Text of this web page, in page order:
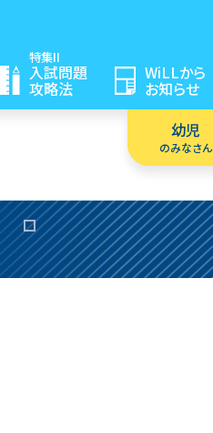
幼児
のみなさん
特集II
入試問題
攻略法
WiLLから
お知らせ